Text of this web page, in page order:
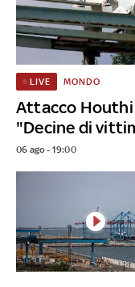
Attacco
"Decine di
LIVE MONDO
06 ago - 19:00